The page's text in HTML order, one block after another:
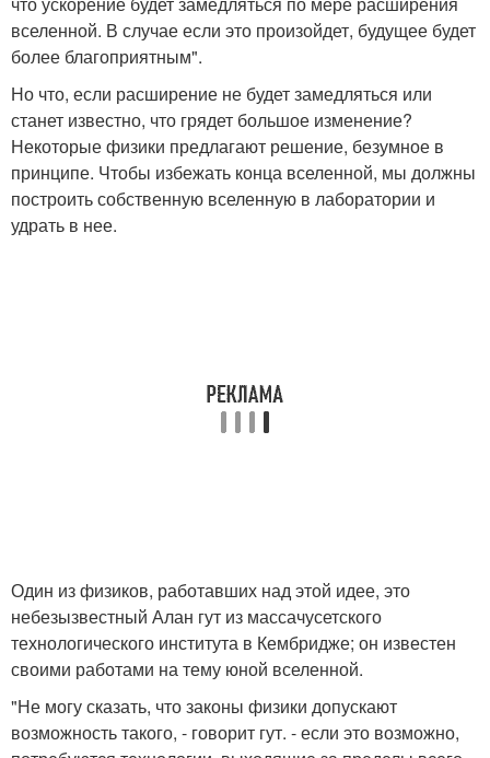
вселенной. В случае если это произойдет, будущее будет
более благоприятным".
Но что, если расширение не будет замедляться или
станет известно, что грядет большое изменение?
Некоторые физики предлагают решение, безумное в
принципе. Чтобы избежать конца вселенной, мы должны
построить собственную вселенную в лаборатории и
удрать в нее.
Один из физиков, работавших над этой идее, это
небезызвестный Алан гут из массачусетского
технологического института в Кембридже; он известен
своими работами на тему юной вселенной.
"Не могу сказать, что законы физики допускают
возможность такого, - говорит гут. - если это возможно,